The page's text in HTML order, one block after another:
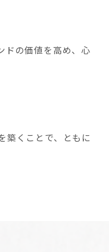
ドの価値を高め、心
築くことで、ともに